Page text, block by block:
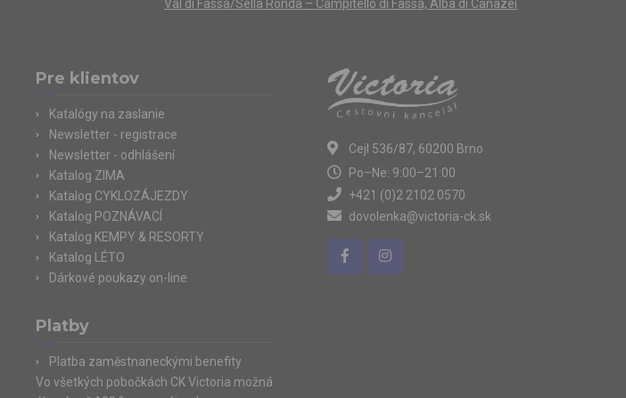
Val di Fassa/Sella Ronda – Campitello di Fassa, Alba di Canazei
Pre klientov
Katalógy na zaslanie
Newsletter - registrace
Newsletter - odhlášení
Katalog ZIMA
Katalog CYKLOZÁJEZDY
Katalog POZNÁVACÍ
Katalog KEMPY & RESORTY
Katalog LÉTO
Dárkové poukazy on-line
Platby
Platba zaměstnaneckými benefity
Vo všetkých pobočkách CK Victoria možná
Cejl 536/87, 60200 Brno
Po–Ne: 9:00–21:00
+421 (0)2 2102 0570
dovolenka@victoria-ck.sk